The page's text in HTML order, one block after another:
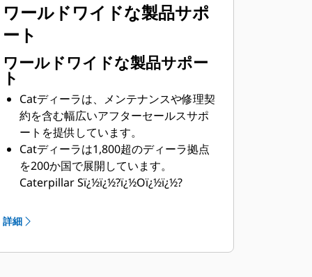
ワールドワイドな製品サポ
ート
ワールドワイドな製品サポー
ト
Catディーラは、メンテナンスや修理契
約を含む幅広いアフターセールスサポ
ートを提供しています。
Catディーラは1,800超のディーラ拠点
を200か国で展開しています。
Caterpillar Sï¿½ï¿½?ï¿½Oï¿½ï¿½?
は、不要な液体や燃焼の副産物などの
ントの状態を調べる、費用効果の高い
詳細